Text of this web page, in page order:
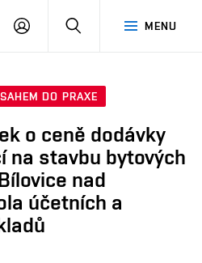
MENU
PŘIHLÁSIT
DO PRAXE
o ceně dodávky
na stavbu bytových
nad
účetních a